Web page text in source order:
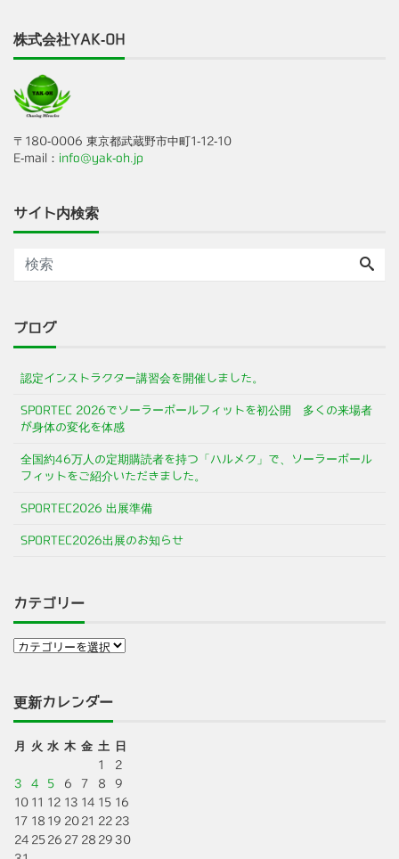
株式会社YAK-OH
〒180-0006 東京都武蔵野市中町1-12-10
E-mail： info@yak-oh.jp
サイト内検索
ブログ
認定インストラクター講習会を開催しました。
SPORTEC 2026でソーラーポールフィットを初公開 多くの来場者
が身体の変化を体感
全国約46万人の定期購読者を持つ「ハルメク」で、ソーラーポール
フィットをご紹介いただきました。
SPORTEC2026 出展準備
SPORTEC2026出展のお知らせ
カテゴリー
更新カレンダー
月 火 水 木 金 土
日
1
2
3
4 5 6 7 8
9
10 11 12 13 14 15 16
17 18 19 20 21 22 23
24 25 26 27 28 29 30